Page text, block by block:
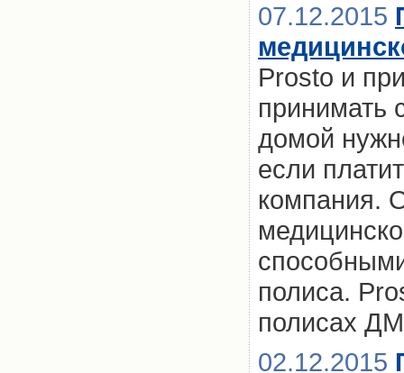
07.12.2015
Prosto и
принимать
домой
если
компания.
полиса.
полисах
02.12.2015